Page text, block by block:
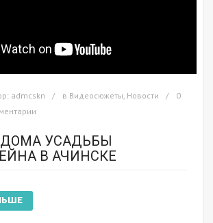
admcskn в Видеосюжеты, Новости
0
УСАДЬБЫ
В АЧИНСКЕ